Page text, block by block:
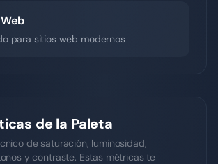
para sitios web modernos
de la Paleta
de saturación, luminosidad,
y contraste. Estas métricas te